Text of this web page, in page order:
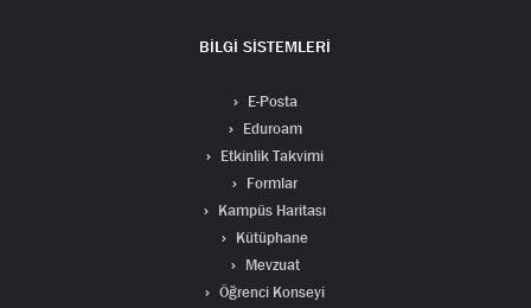
BİLGİ SİSTEMLERİ
E-Posta
Eduroam
Etkinlik Takvimi
Formlar
Kampüs Haritası
Kütüphane
Mevzuat
Öğrenci Konseyi